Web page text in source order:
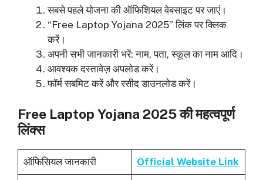
सबसे पहले योजना की ऑफिशियल वेबसाइट पर जाएं।
“Free Laptop Yojana 2025” लिंक पर क्लिक
करें।
अपनी सभी जानकारी भरें: नाम, पता, स्कूल का नाम आदि।
आवश्यक दस्तावेज़ अपलोड करें।
फॉर्म सबमिट करें और रसीद डाउनलोड करें।
Free Laptop Yojana 2025 की महत्वपूर्ण
लिंक्स
ऑफिसियल जानकारी Official Website Link